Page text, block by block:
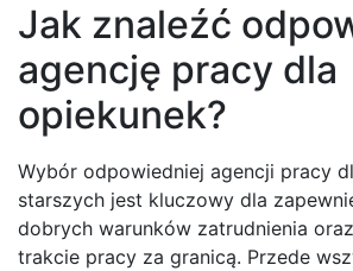
Jak znaleźć
agencję pracy dla
opiekunek?
Wybór odpowiedniej agencji pracy
starszych jest kluczowy dla
dobrych warunków zatrudnienia
trakcie pracy za granicą. Przede